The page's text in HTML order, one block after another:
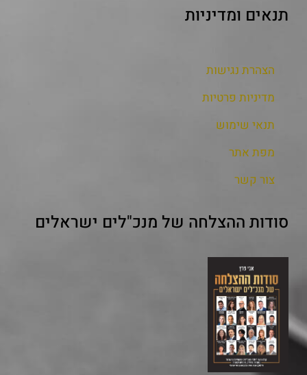
תנאים ומדיניות
הצהרת נגישות
מדיניות פרטיות
תנאי שימוש
מפת אתר
צור קשר
סודות ההצלחה של מנכ"לים ישראלים